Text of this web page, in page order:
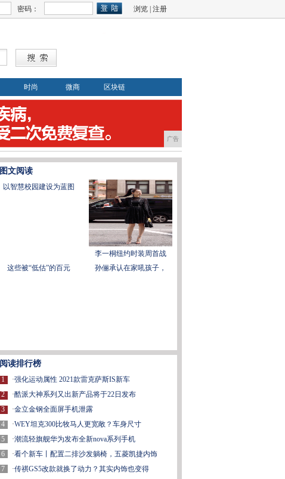
密码： 浏览 注册
时尚 微商 区块链
广告
图文阅读
以智慧校园建设为蓝图
李一桐纽约时装周首战
这些被“低估”的百元
孙俪承认在家吼孩子，
阅读排行榜
1
2
3
4
5
6
7
·强化运动属性 2021款雷克萨斯IS新车
·酷派大神系列又出新产品将于22日发布
·金立金钢全面屏手机泄露
·WEY坦克300比牧马人更宽敞？车身尺寸
·潮流轻旗舰华为发布全新nova系列手机
·看个新车丨配置二排沙发躺椅，五菱凯捷内饰
·传祺GS5改款就换了动力？其实内饰也变得